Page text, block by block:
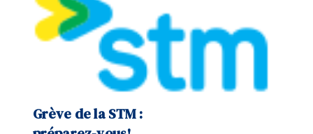
Grève de la STM :